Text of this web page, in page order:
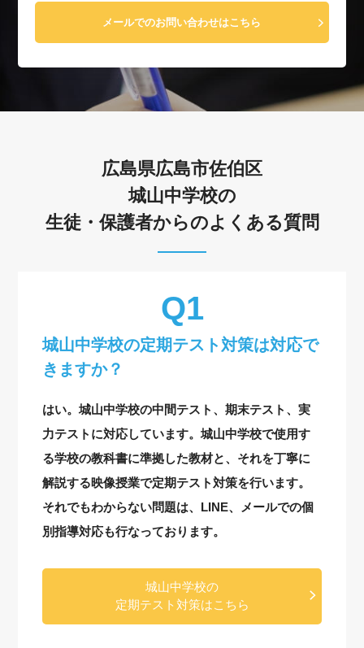
メールでのお問い合わせはこちら
広島県広島市佐伯区
城山中学校の
生徒・保護者からのよくある質問
城山中学校の定期テスト対策は対応で
きますか？
はい。城山中学校の中間テスト、期末テスト、実
力テストに対応しています。城山中学校で使用す
る学校の教科書に準拠した教材と、それを丁寧に
解説する映像授業で定期テスト対策を行います。
それでもわからない問題は、LINE、メールでの個
別指導対応も行なっております。
城山中学校の
定期テスト対策はこちら